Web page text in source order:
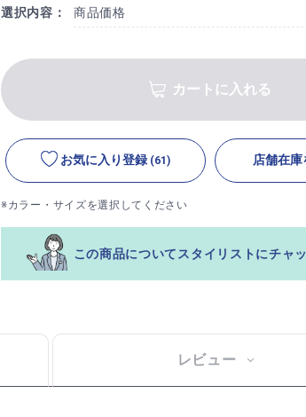
選択内容： 商品価格
カートに入れる
お気に入り登録 (61) 店舗在
※カラー・サイズを選択してください
この商品についてスタイリストにチャ
レビュー